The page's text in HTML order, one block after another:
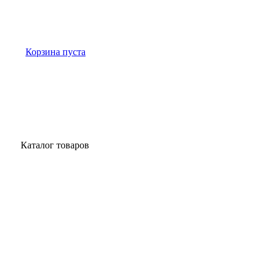
Корзина пуста
Каталог товаров